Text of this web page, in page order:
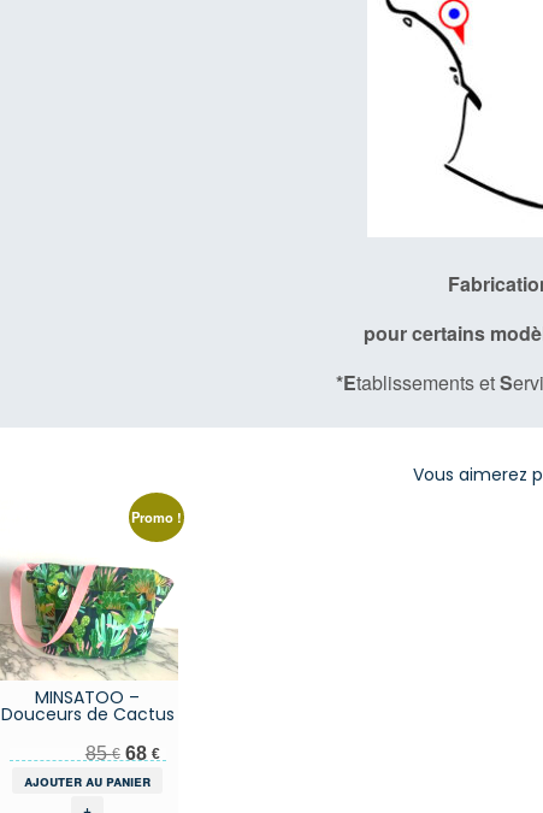
pour certains
*Etablissements etS
Vous aimerez
Promo !
MINSATOO –
Douceurs de Cactus
85€ Le prix initial était : 85 €.
68 €Le prix actuel est : 68 €.
ajouter au panier